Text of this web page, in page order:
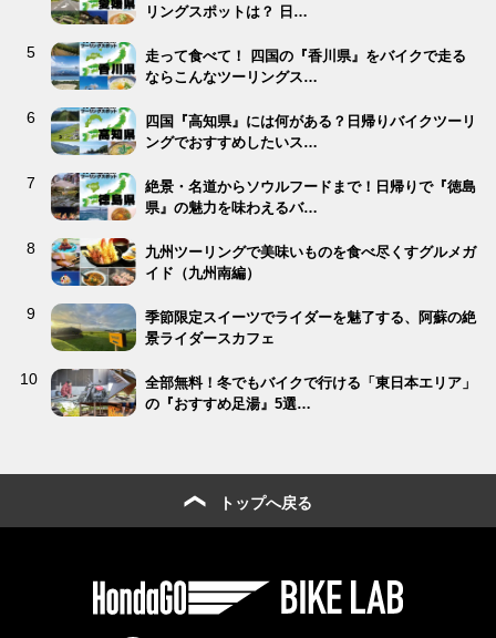
リングスポットは？ 日…
走って食べて！ 四国の『香川県』をバイクで走る
ならこんなツーリングス…
四国『高知県』には何がある？日帰りバイクツーリ
ングでおすすめしたいス…
絶景・名道からソウルフードまで！日帰りで『徳島
県』の魅力を味わえるバ…
九州ツーリングで美味いものを食べ尽くすグルメガ
イド（九州南編）
季節限定スイーツでライダーを魅了する、阿蘇の絶
景ライダースカフェ
全部無料！冬でもバイクで行ける「東日本エリア」
の『おすすめ足湯』5選…
トップへ戻る